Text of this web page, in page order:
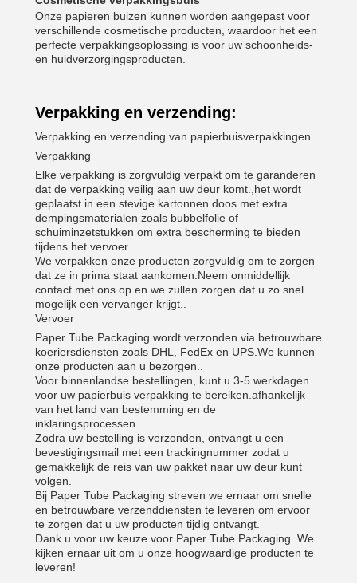
Onze papieren buizen kunnen worden aangepast voor
verschillende cosmetische producten, waardoor het een
perfecte verpakkingsoplossing is voor uw schoonheids-
en huidverzorgingsproducten.
Verpakking en verzending:
Verpakking en verzending van papierbuisverpakkingen
Verpakking
Elke verpakking is zorgvuldig verpakt om te garanderen
dat de verpakking veilig aan uw deur komt.,het wordt
geplaatst in een stevige kartonnen doos met extra
dempingsmaterialen zoals bubbelfolie of
schuiminzetstukken om extra bescherming te bieden
tijdens het vervoer.
We verpakken onze producten zorgvuldig om te zorgen
dat ze in prima staat aankomen.Neem onmiddellijk
contact met ons op en we zullen zorgen dat u zo snel
mogelijk een vervanger krijgt..
Vervoer
Paper Tube Packaging wordt verzonden via betrouwbare
koeriersdiensten zoals DHL, FedEx en UPS.We kunnen
onze producten aan u bezorgen..
Voor binnenlandse bestellingen, kunt u 3-5 werkdagen
voor uw papierbuis verpakking te bereiken.afhankelijk
van het land van bestemming en de
inklaringsprocessen.
Zodra uw bestelling is verzonden, ontvangt u een
bevestigingsmail met een trackingnummer zodat u
gemakkelijk de reis van uw pakket naar uw deur kunt
volgen.
Bij Paper Tube Packaging streven we ernaar om snelle
en betrouwbare verzenddiensten te leveren om ervoor
te zorgen dat u uw producten tijdig ontvangt.
Dank u voor uw keuze voor Paper Tube Packaging. We
kijken ernaar uit om u onze hoogwaardige producten te
leveren!